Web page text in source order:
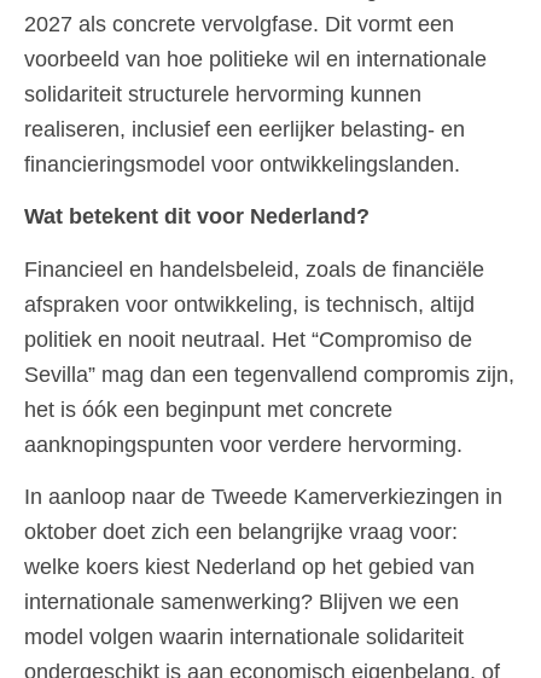
2027 als concrete vervolgfase. Dit vormt een
voorbeeld van hoe politieke wil en internationale
solidariteit structurele hervorming kunnen
realiseren, inclusief een eerlijker belasting- en
financieringsmodel voor ontwikkelingslanden.
Wat betekent dit voor Nederland?
Financieel en handelsbeleid, zoals de financiële
afspraken voor ontwikkeling, is technisch, altijd
politiek en nooit neutraal. Het “Compromiso de
Sevilla” mag dan een tegenvallend compromis zijn,
het is óók een beginpunt met concrete
aanknopingspunten voor verdere hervorming.
In aanloop naar de Tweede Kamerverkiezingen in
oktober doet zich een belangrijke vraag voor:
welke koers kiest Nederland op het gebied van
internationale samenwerking? Blijven we een
model volgen waarin internationale solidariteit
ondergeschikt is aan economisch eigenbelang, of